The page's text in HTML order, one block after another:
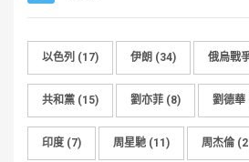
以色列 (17) 伊朗 (34) 俄烏戰
共和黨 (15) 劉亦菲 (8) 劉德華
印度 (7) 周星馳 (11) 周杰倫